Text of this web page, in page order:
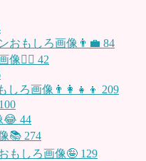
おもしろ画像👨‍💼 84
像👱‍♀️ 42
しろ画像👨‍👩‍👧‍👦 209
100
😂 44
📚 274
もしろ画像🤪 129